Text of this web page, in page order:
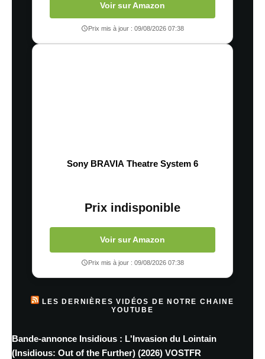
Voir sur Amazon
Prix mis à jour : 09/08/2026 07:38
Sony BRAVIA Theatre System 6
Prix indisponible
Voir sur Amazon
Prix mis à jour : 09/08/2026 07:38
LES DERNIÈRES VIDÉOS DE NOTRE CHAINE
YOUTUBE
Bande-annonce Insidious : L'Invasion du Lointain
(Insidious: Out of the Further) (2026) VOSTFR